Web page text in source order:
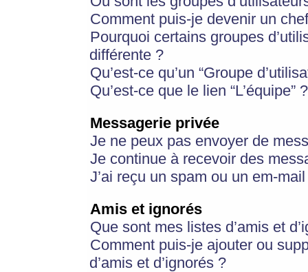
Comment puis-je devenir un
Pourquoi certains groupes
différente ?
Qu’est-ce qu’un “Groupe
Qu’est-ce que le lien “L’équipe” ?
Messagerie privée
Je ne peux pas envoyer de
Je continue à recevoir des
J’ai reçu un spam ou un em-
Amis et ignorés
Que sont mes listes d’amis et
Comment puis-je ajouter ou
d’amis et d’ignorés ?